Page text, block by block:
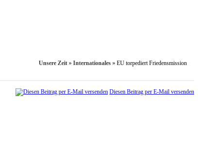
Unsere Zeit » Internationales » EU torpediert Friedensmission
Diesen Beitrag per E-Mail versenden